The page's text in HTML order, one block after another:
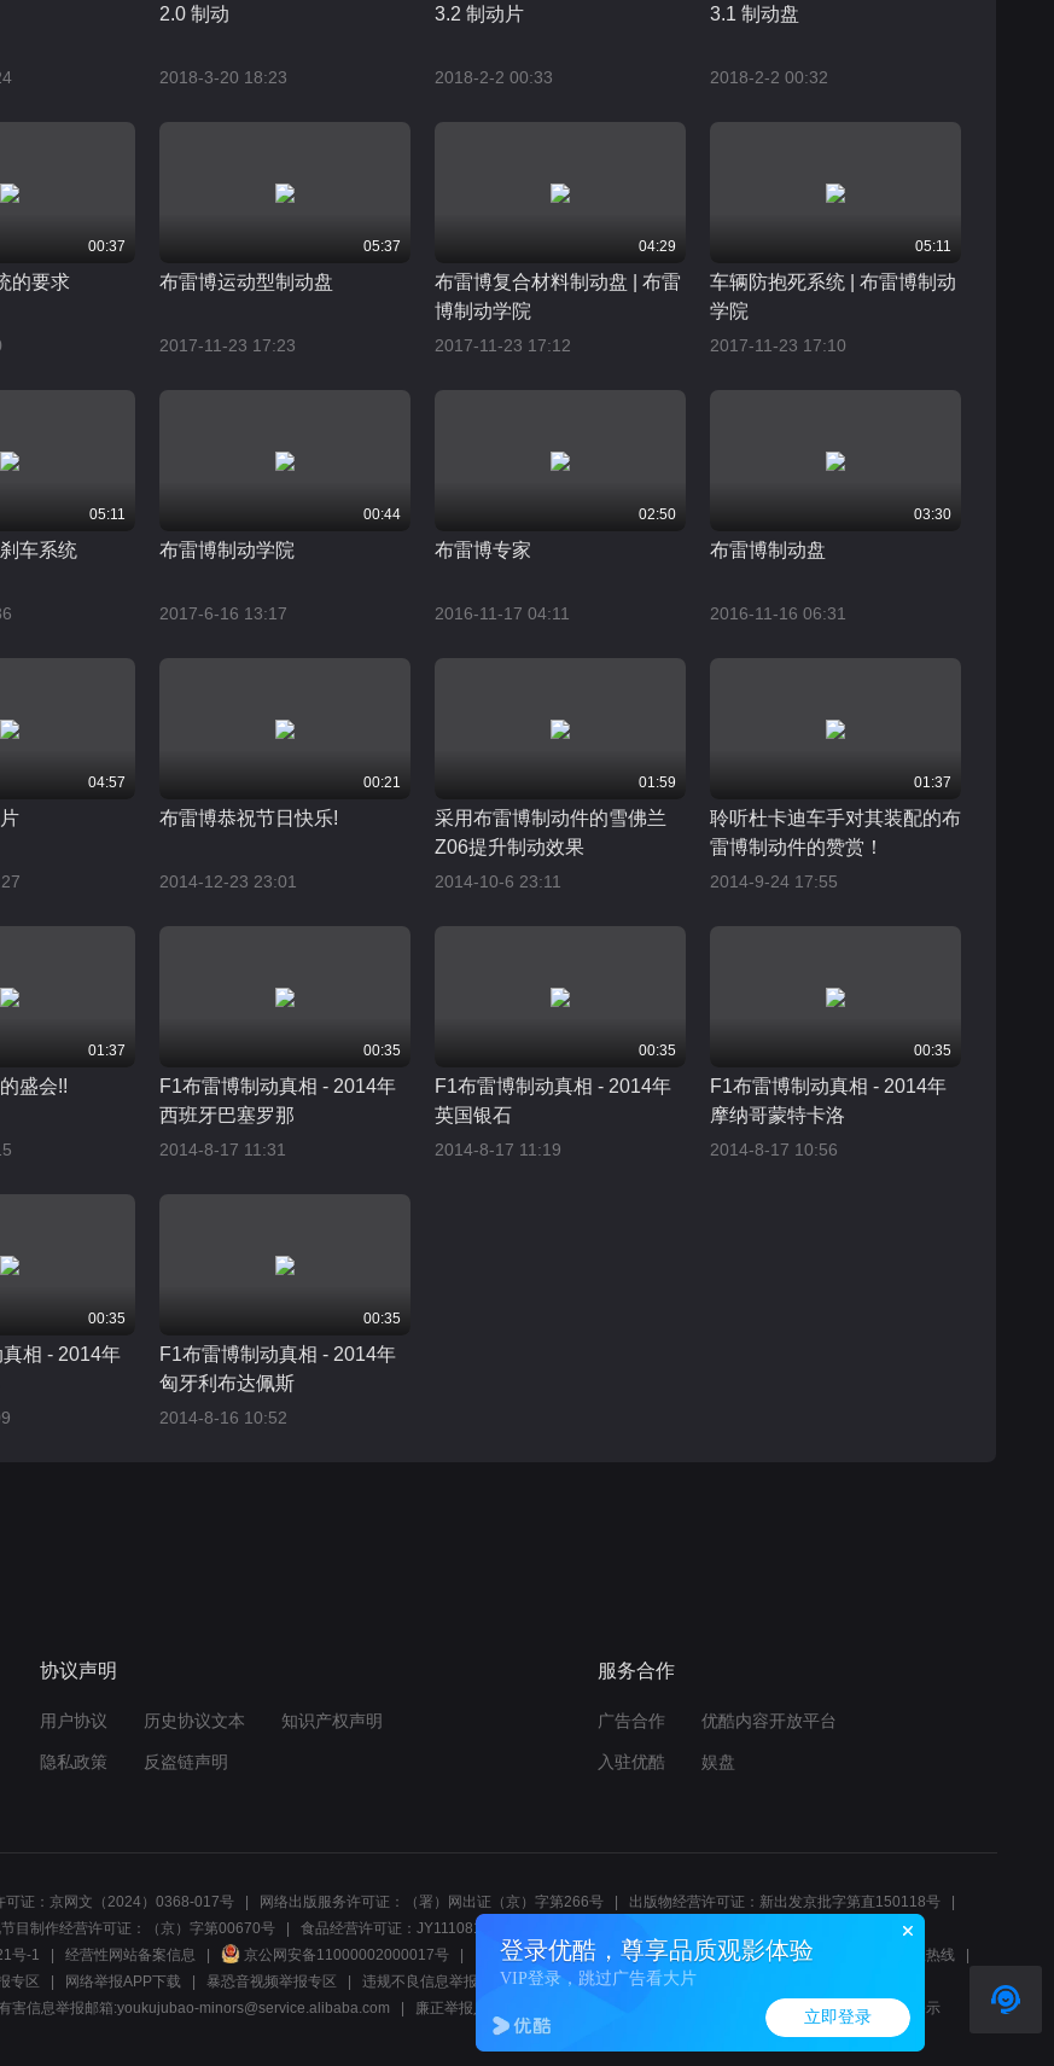
登录优酷，尊享品质观影体验
VIP登录，跳过广告看大片
立即登录
2.0 制动
2018-3-20 18:23
3.2 制动片
2018-2-2 00:33
3.1 制动盘
2018-2-2 00:32
00:37
的要求
05:37
布雷博运动型制动盘
2017-11-23 17:23
04:29
布雷博复合材料制动盘 | 布雷
博制动学院
2017-11-23 17:12
05:11
车辆防抱死系统 | 布雷博制动
学院
2017-11-23 17:10
05:11
车系统
00:44
布雷博制动学院
2017-6-16 13:17
02:50
布雷博专家
2016-11-17 04:11
03:30
布雷博制动盘
2016-11-16 06:31
04:57 00:21
布雷博恭祝节日快乐!
2014-12-23 23:01
01:59
采用布雷博制动件的雪佛兰
Z06提升制动效果
2014-10-6 23:11
01:37
聆听杜卡迪车手对其装配的布
雷博制动件的赞赏！
2014-9-24 17:55
01:37
盛会!!
00:35
F1布雷博制动真相 - 2014年
西班牙巴塞罗那
2014-8-17 11:31
00:35
F1布雷博制动真相 - 2014年
英国银石
2014-8-17 11:19
00:35
F1布雷博制动真相 - 2014年
摩纳哥蒙特卡洛
2014-8-17 10:56
00:35
相 - 2014年
00:35
F1布雷博制动真相 - 2014年
匈牙利布达佩斯
2014-8-16 10:52
协议声明
用户协议 历史协议文本 知识产权声明
隐私政策 反盗链声明
服务合作
广告合作 优酷内容开放平台
入驻优酷 娱盘
可证：京网文（2024）0368-017号 网络出版服务许可证：（署）网出证（京）字第266号
出版物经营许可证：新出发京批字第直150118号
目制作经营许可证：（京）字第00670号 食品经营许可证：JY11108122976214
号-1 经营性网站备案信息 京公网安备11000002000017号 网络110报警服务 北京互联网举报中心
北京12345文化市场举报热线
专区 网络举报APP下载 暴恐音视频举报专区
违规不良信息举报:电话4008100580、邮箱youkujubao@service.alibaba.com
害信息举报邮箱:youkujubao-minors@service.alibaba.com 廉正举报入口 廉正举报邮箱：wenyulianzheng@alibaba-inc.com 算法公示